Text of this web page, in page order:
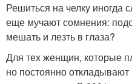
Решиться на челку иногда
еще мучают сомнения:
мешать и лезть в глаза?
Для тех женщин, которые
но постоянно